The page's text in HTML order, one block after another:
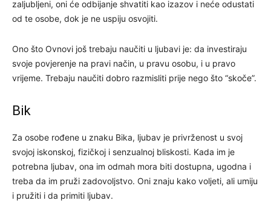
zaljubljeni, oni će odbijanje shvatiti kao izazov i neće odustati
od te osobe, dok je ne uspiju osvojiti.
Ono što Ovnovi još trebaju naučiti u ljubavi je: da investiraju
svoje povjerenje na pravi način, u pravu osobu, i u pravo
vrijeme. Trebaju naučiti dobro razmisliti prije nego što “skoče”.
Bik
Za osobe rođene u znaku Bika, ljubav je privrženost u svoj
svojoj iskonskoj, fizičkoj i senzualnoj bliskosti. Kada im je
potrebna ljubav, ona im odmah mora biti dostupna, ugodna i
treba da im pruži zadovoljstvo. Oni znaju kako voljeti, ali umiju
i pružiti i da primiti ljubav.